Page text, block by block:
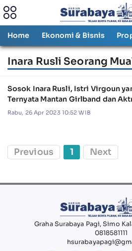
Home Ekonomi & Bisnis
Inara Rusli Seorang
Sosok Inara Rusli, Istri Virgoun
Ternyata Mantan Girlband dan
Rabu, 26 Apr 2023 10:52 WIB
Previous 1 Next
Graha Surabaya Pagi, Simo
0818581111